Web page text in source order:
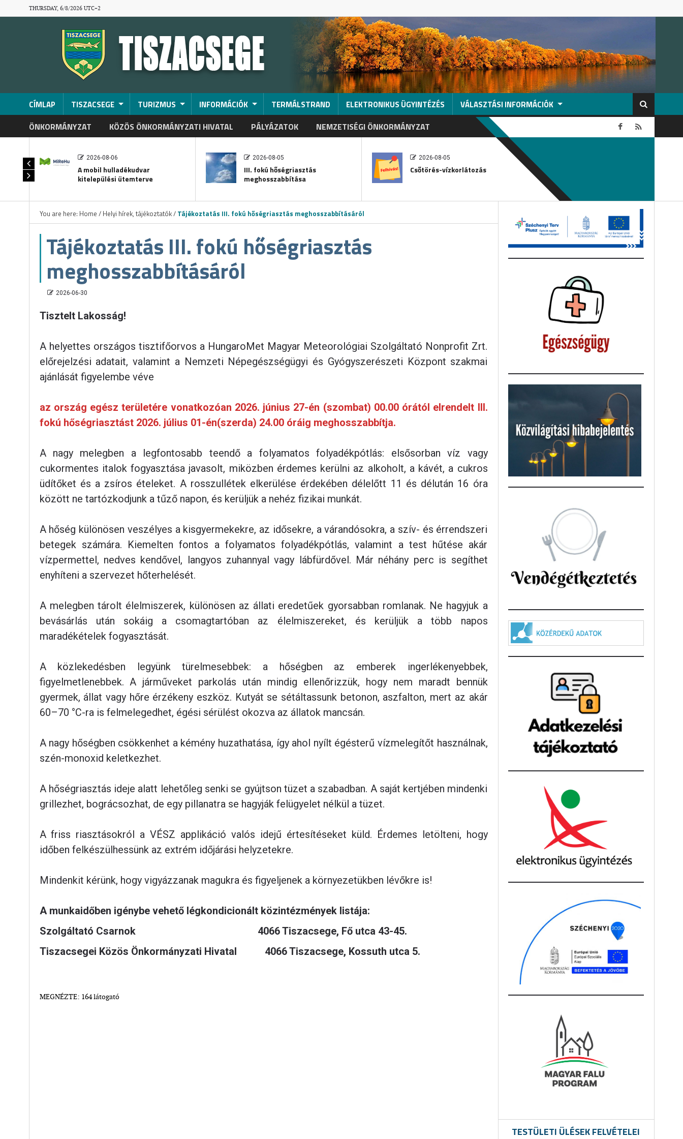
THURSDAY, 6/8/2026 UTC+2
CÍMLAP TISZACSEGE TURIZMUS INFORMÁCIÓK TERMÁLSTRAND ELEKTRONIKUS ÜGYINTÉZÉS VÁLASZTÁSI INFORMÁCIÓK
ÖNKORMÁNYZAT KÖZÖS ÖNKORMÁNYZATI HIVATAL PÁLYÁZATOK NEMZETISÉGI ÖNKORMÁNYZAT
2026-08-06
A mobil hulladékudvar
kitelepülési ütemterve
2026-08-05
III. fokú hőségriasztás
meghosszabbítása
2026-08-05
Csőtörés-vízkorlátozás
You are here: Home / Helyi hírek, tájékoztatók/ Tájékoztatás III. fokú hőségriasztás meghosszabbításáról
Tájékoztatás III. fokú hőségriasztás
meghosszabbításáról
2026-06-30
Tisztelt Lakosság!
A helyettes országos tisztifőorvos a HungaroMet Magyar Meteorológiai Szolgáltató Nonprofit Zrt.
előrejelzési adatait, valamint a Nemzeti Népegészségügyi és Gyógyszerészeti Központ szakmai
ajánlását figyelembe véve
az ország egész területére vonatkozóan 2026. június 27-én (szombat) 00.00 órától elrendelt III.
fokú hőségriasztást 2026. július 01-én(szerda) 24.00 óráig meghosszabbítja.
A nagy melegben a legfontosabb teendő a folyamatos folyadékpótlás: elsősorban víz vagy
cukormentes italok fogyasztása javasolt, miközben érdemes kerülni az alkoholt, a kávét, a cukros
üdítőket és a zsíros ételeket. A rosszullétek elkerülése érdekében délelőtt 11 és délután 16 óra
között ne tartózkodjunk a tűző napon, és kerüljük a nehéz fizikai munkát.
A hőség különösen veszélyes a kisgyermekekre, az idősekre, a várandósokra, a szív- és érrendszeri
betegek számára. Kiemelten fontos a folyamatos folyadékpótlás, valamint a test hűtése akár
vízpermettel, nedves kendővel, langyos zuhannyal vagy lábfürdővel. Már néhány perc is segíthet
enyhíteni a szervezet hőterhelését.
A melegben tárolt élelmiszerek, különösen az állati eredetűek gyorsabban romlanak. Ne hagyjuk a
bevásárlás után sokáig a csomagtartóban az élelmiszereket, és kerüljük a több napos
maradékételek fogyasztását.
A közlekedésben legyünk türelmesebbek: a hőségben az emberek ingerlékenyebbek,
figyelmetlenebbek. A járműveket parkolás után mindig ellenőrizzük, hogy nem maradt bennük
gyermek, állat vagy hőre érzékeny eszköz. Kutyát se sétáltassunk betonon, aszfalton, mert az akár
60–70 °C-ra is felmelegedhet, égési sérülést okozva az állatok mancsán.
A nagy hőségben csökkenhet a kémény huzathatása, így ahol nyílt égésterű vízmelegítőt használnak,
szén-monoxid keletkezhet.
A hőségriasztás ideje alatt lehetőleg senki se gyújtson tüzet a szabadban. A saját kertjében mindenki
grillezhet, bográcsozhat, de egy pillanatra se hagyják felügyelet nélkül a tüzet.
A friss riasztásokról a VÉSZ applikáció valós idejű értesítéseket küld. Érdemes letölteni, hogy
időben felkészülhessünk az extrém időjárási helyzetekre.
Mindenkit kérünk, hogy vigyázzanak magukra és figyeljenek a környezetükben lévőkre is!
A munkaidőben igénybe vehető légkondicionált közintézmények listája:
Szolgáltató Csarnok 4066 Tiszacsege, Fő utca 43-45.
Tiszacsegei Közös Önkormányzati Hivatal 4066 Tiszacsege, Kossuth utca 5.
MEGNÉZTE: 164 látogató
TESTÜLETI ÜLÉSEK FELVÉTELEI